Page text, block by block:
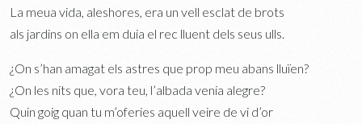
La meua vida, aleshores, era un vell esclat de brots
als jardins on ella em duia el rec lluent dels seus ulls.
¿On s’han amagat els astres que prop meu abans lluïen?
¿On les nits que, vora teu, l’albada venia alegre?
Quin goig quan tu m’oferies aquell veire de vi d’or